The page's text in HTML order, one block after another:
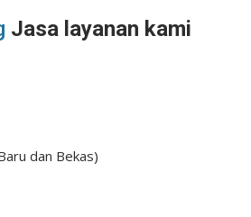
Jasa layanan kami
dan Bekas)